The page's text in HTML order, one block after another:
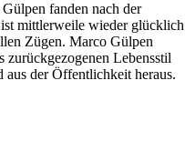
fanden nach der
mittlerweile wieder glücklich
Zügen. Marco Gülpen
zurückgezogenen Lebensstil
aus der Öffentlichkeit heraus.